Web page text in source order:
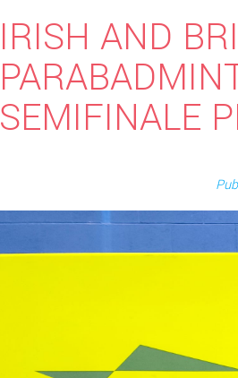
IRISH AND
SEMIFINALE